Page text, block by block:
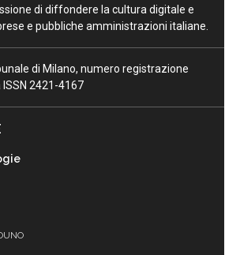
di diffondere la cultura digitale e
e pubbliche amministrazioni italiane.
di Milano, numero registrazione
2421-4167